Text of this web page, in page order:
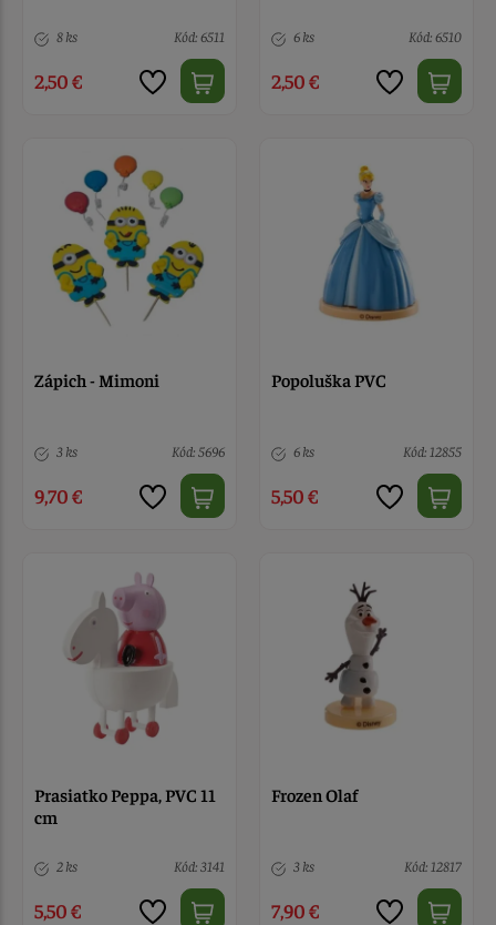
8 ks Kód: 6511
2,50 €
6 ks Kód: 6510
2,50 €
Zápich - Mimoni
3 ks Kód: 5696
9,70 €
Popoluška PVC
6 ks Kód: 12855
5,50 €
Prasiatko Peppa, PVC 11
cm
2 ks Kód: 3141
5,50 €
Frozen Olaf
3 ks Kód: 12817
7,90 €